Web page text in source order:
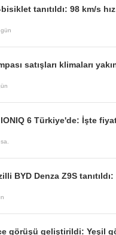
tanıtıldı: 98 km/s
satışları klimaları
6 Türkiye'de: İşte
BYD Denza Z9S
görüşü geliştirildi: Yeşil